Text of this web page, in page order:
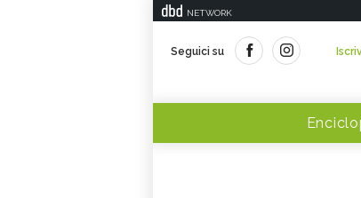
NETWORK
Seguici su